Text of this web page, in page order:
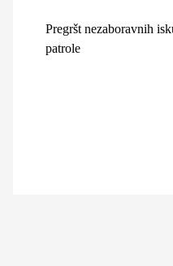
Pregršt nezaboravnih
patrole